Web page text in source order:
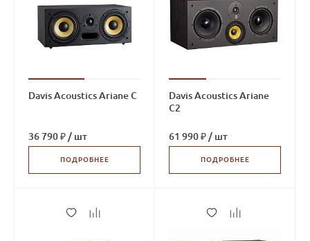
Davis Acoustics Ariane C
36 790 ₽ / шт
ПОДРОБНЕЕ
Davis Acoustics Ariane
C2
61 990 ₽ / шт
ПОДРОБНЕЕ